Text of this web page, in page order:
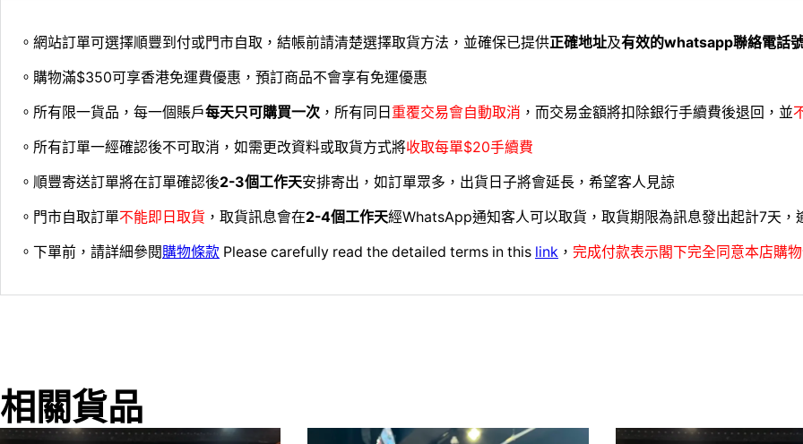
。網站訂單可選擇順豐到付或門市自取，結帳前請清楚選擇取貨方法，並確保已提供正確地址及有效的whatsapp聯絡電話
。購物滿$350可享香港免運費優惠，預訂商品不會享有免運優惠
。所有限一貨品，每一個賬戶每天只可購買一次 ，所有同日 重覆交易會自動取消 ，而交易金額將扣除銀行手續費後退回，並
。所有訂單一經確認後不可取消，如需更改資料或取貨方式將收取每單$20手續費
。順豐寄送訂單將在訂單確認後2-3個工作天安排寄出，如訂單眾多，出貨日子將會延長，希望客人見諒
。門市自取訂單不能即日取貨 ，取貨訊息會在2-4個工作天經WhatsApp通知客人可以取貨，取貨期限為訊息發出起計7天，
。下單前，請詳細參閱購物條款 Please carefully read the detailed terms in this link ， 完成付款表示閣下完全同意本店購
相關貨品